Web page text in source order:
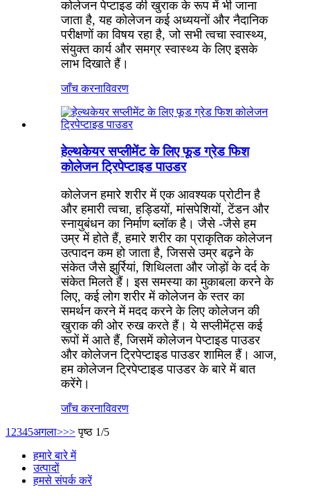
कोलेजन पेप्टाइड की खुराक के रूप में भी जाना
जाता है, यह कोलेजन कई अध्ययनों और नैदानिक ​​
परीक्षणों का विषय रहा है, जो सभी त्वचा स्वास्थ्य,
संयुक्त कार्य और समग्र स्वास्थ्य के लिए इसके
लाभ दिखाते हैं।
जाँच करनाविवरण
हेल्थकेयर सप्लीमेंट के लिए फूड ग्रेड फिश
कोलेजन ट्रिपेप्टाइड पाउडर
कोलेजन हमारे शरीर में एक आवश्यक प्रोटीन है
और हमारी त्वचा, हड्डियों, मांसपेशियों, टेंडन और
स्नायुबंधन का निर्माण ब्लॉक है। जैसे -जैसे हम
उम्र में होते हैं, हमारे शरीर का प्राकृतिक कोलेजन
उत्पादन कम हो जाता है, जिससे उम्र बढ़ने के
संकेत जैसे झुर्रियां, शिथिलता और जोड़ों के दर्द के
संकेत मिलते हैं। इस समस्या का मुकाबला करने के
लिए, कई लोग शरीर में कोलेजन के स्तर का
समर्थन करने में मदद करने के लिए कोलेजन की
खुराक की ओर रुख करते हैं। ये सप्लीमेंट्स कई
रूपों में आते हैं, जिसमें कोलेजन पेप्टाइड पाउडर
और कोलेजन ट्रिपेप्टाइड पाउडर शामिल हैं। आज,
हम कोलेजन ट्रिपेप्टाइड पाउडर के बारे में बात
करेंगे।
जाँच करनाविवरण
1 2345अगला>>> पृष्ठ 1/5
हमारे बारे में
उत्पादों
हमसे संपर्क करें